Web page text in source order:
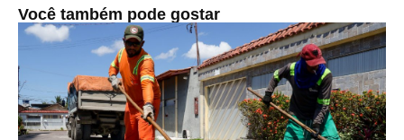
Você também pode gostar